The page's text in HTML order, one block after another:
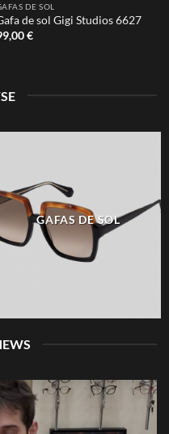
DE SOL
de sol Gigi Studios 6627
€
GAFAS DE SOL